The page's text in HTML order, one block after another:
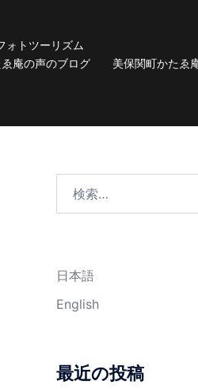
ォトツーリズム
庵の声のブログ
美保関町かたゑ
日本語
English
最近の投稿